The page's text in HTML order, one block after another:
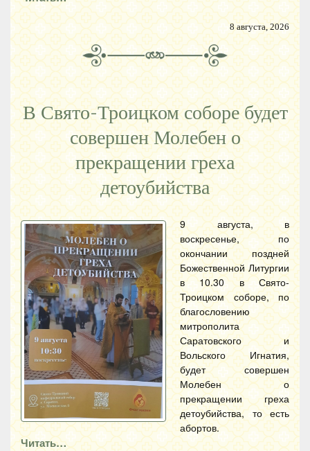
8 августа, 2026
В Свято-Троицком соборе будет
совершен Молебен о
прекращении греха
детоубийства
9 августа, в
воскресенье, по
окончании поздней
Божественной Литургии
в 10.30 в Свято-
Троицком соборе, по
благословению
митрополита
Саратовского и
Вольского Игнатия,
будет совершен
Молебен о
прекращении греха
детоубийства, то есть
абортов.
Читать…